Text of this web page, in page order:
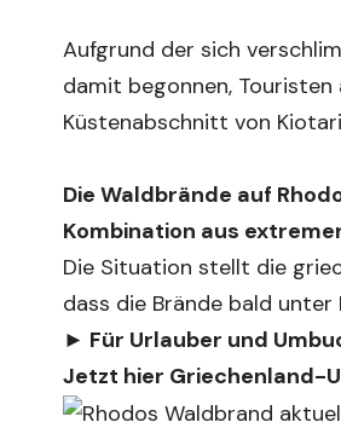
Aufgrund der sich
damit begonnen,
Küstenabschnitt von
Die Waldbrände auf
Kombination aus
Die Situation stellt die
dass die Brände bald
► Für Urlauber und
Jetzt hier Griechenland-